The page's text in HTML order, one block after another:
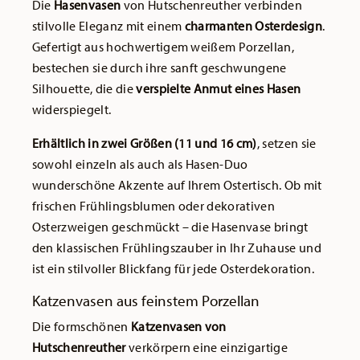
Die Hasenvasen von Hutschenreuther verbinden
stilvolle Eleganz mit einem charmanten Osterdesign.
Gefertigt aus hochwertigem weißem Porzellan,
bestechen sie durch ihre sanft geschwungene
Silhouette, die dieverspielte Anmut eines Hasen
widerspiegelt.
Erhältlich in zwei Größen (11 und 16 cm), setzen sie
sowohl einzeln als auch als Hasen-Duo
wunderschöne Akzente auf Ihrem Ostertisch. Ob mit
frischen Frühlingsblumen oder dekorativen
Osterzweigen geschmückt – die Hasenvase bringt
den klassischen Frühlingszauber in Ihr Zuhause und
ist ein stilvoller Blickfang für jede Osterdekoration.
Katzenvasen aus feinstem Porzellan
Die formschönen Katzenvasen von
Hutschenreutherverkörpern eine einzigartige